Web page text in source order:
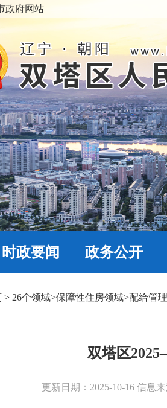
政府网站
时政要闻 政务公开
> 26个领域>保障性住房领域>配给管理
双塔区
更新日期：2025-10-16 信息